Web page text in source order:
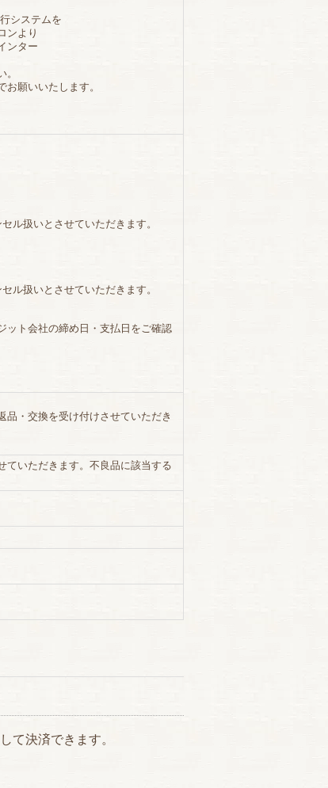
システムを
ンより
ンター
。
願いいたします。
ル扱いとさせていただきます。
ル扱いとさせていただきます。
ット会社の締め日・支払日をご確認
品・交換を受け付けさせていただき
ていただきます。不良品に該当する
て決済できます。